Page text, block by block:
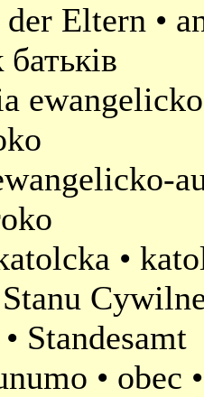
Eltern •
•
Standesamt
• obec